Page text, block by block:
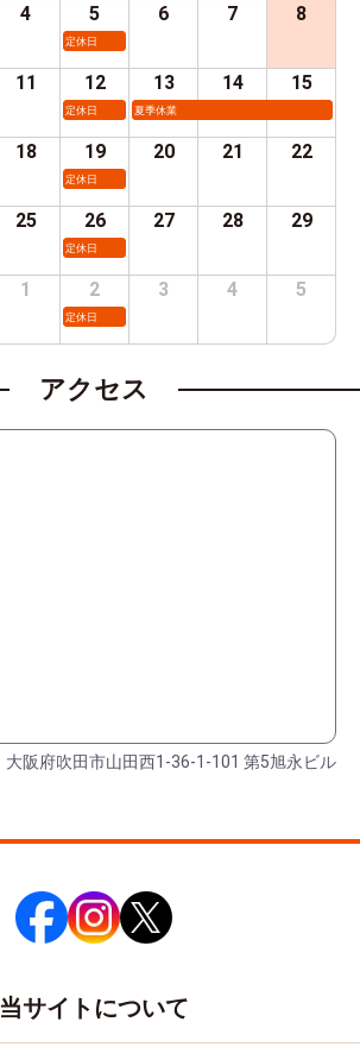
4 5
定休日
6 7 8
11 12
定休日
13
夏季休業
14 15
18 19
定休日
20 21 22
25 26
定休日
27 28 29
1 2
定休日
3 4 5
アクセス
大阪府吹田市山田西1-36-1-101 第5旭永ビル
当サイトについて